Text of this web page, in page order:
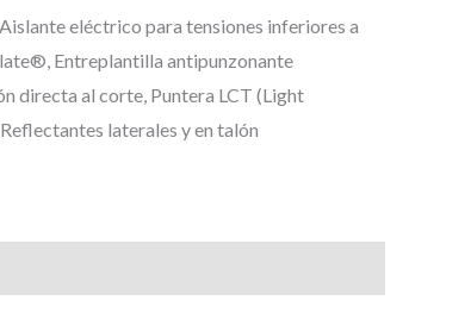
eléctrico para tensiones inferiores a
Entreplantilla antipunzonante
directa al corte, Puntera LCT (Light
laterales y en talón